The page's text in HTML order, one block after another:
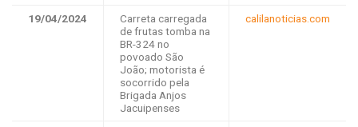
19/04/2024
Carreta carregada
de frutas tomba na
BR-324 no
povoado São
João; motorista é
socorrido pela
Brigada Anjos
Jacuipenses
calilanoticias.com